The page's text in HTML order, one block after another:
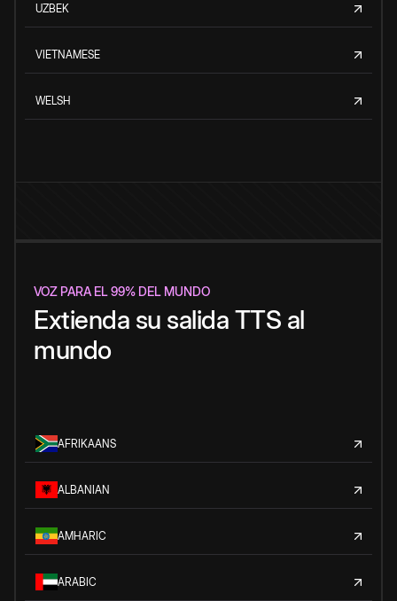
UZBEK
VIETNAMESE
WELSH
VOZ PARA EL 99% DEL MUNDO
Extienda su salida TTS al
mundo
AFRIKAANS
ALBANIAN
AMHARIC
ARABIC